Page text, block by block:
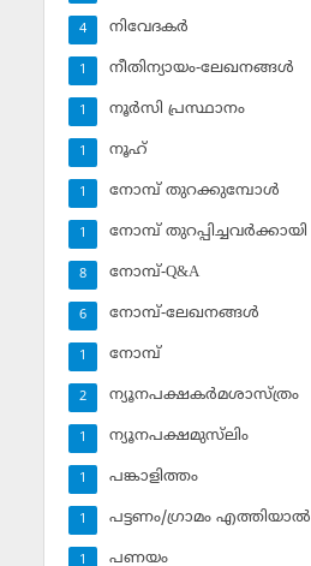
നിവേദകര്‍
4
നീതിന്യായം-ലേഖനങ്ങള്‍
1
നൂര്‍സി പ്രസ്ഥാനം
1
നൂഹ്‌
1
നോമ്പ് തുറക്കുമ്പോള്‍
1
നോമ്പ് തുറപ്പിച്ചവര്‍ക്കായി
1
നോമ്പ്-Q&A
8
നോമ്പ്-ലേഖനങ്ങള്‍
6
നോമ്പ്‌
1
ന്യൂനപക്ഷകര്‍മശാസ്ത്രം
2
ന്യൂനപക്ഷമുസ്‌ലിം
1
പങ്കാളിത്തം
1
പട്ടണം/ഗ്രാമം എത്തിയാല്‍
1
പണയം
1